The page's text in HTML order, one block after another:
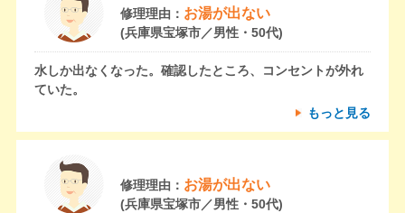
修理理由： お湯が出ない
(兵庫県宝塚市／男性・50代)
水しか出なくなった。確認したところ、コンセントが外れ
ていた。
もっと見る
修理理由： お湯が出ない
(兵庫県宝塚市／男性・50代)